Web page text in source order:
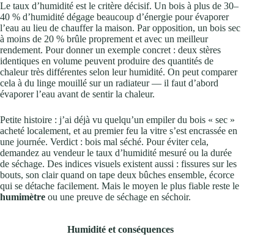
Le taux d’humidité est le critère décisif. Un bois à plus de 30–
40 % d’humidité dégage beaucoup d’énergie pour évaporer
l’eau au lieu de chauffer la maison. Par opposition, un bois sec
à moins de 20 % brûle proprement et avec un meilleur
rendement. Pour donner un exemple concret : deux stères
identiques en volume peuvent produire des quantités de
chaleur très différentes selon leur humidité. On peut comparer
cela à du linge mouillé sur un radiateur — il faut d’abord
évaporer l’eau avant de sentir la chaleur.
Petite histoire : j’ai déjà vu quelqu’un empiler du bois « sec »
acheté localement, et au premier feu la vitre s’est encrassée en
une journée. Verdict : bois mal séché. Pour éviter cela,
demandez au vendeur le taux d’humidité mesuré ou la durée
de séchage. Des indices visuels existent aussi : fissures sur les
bouts, son clair quand on tape deux bûches ensemble, écorce
qui se détache facilement. Mais le moyen le plus fiable reste le
humimètre ou une preuve de séchage en séchoir.
Humidité et conséquences